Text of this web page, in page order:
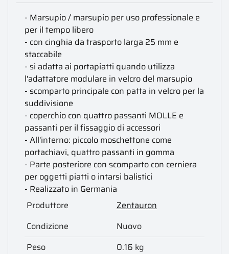
- Marsupio / marsupio per uso professionale e
per il tempo libero
- con cinghia da trasporto larga 25 mm e
staccabile
- si adatta ai portapiatti quando utilizza
l'adattatore modulare in velcro del marsupio
- scomparto principale con patta in velcro per la
suddivisione
- coperchio con quattro passanti MOLLE e
passanti per il fissaggio di accessori
- All'interno: piccolo moschettone come
portachiavi, quattro passanti in gomma
- Parte posteriore con scomparto con cerniera
per oggetti piatti o intarsi balistici
- Realizzato in Germania
Produttore
Zentauron
Condizione
Nuovo
Peso
0.16 kg